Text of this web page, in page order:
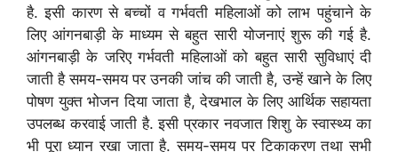
है. इसी कारण से बच्चों व गर्भवती महिलाओं को लाभ पहुंचाने के
लिए आंगनबाड़ी के माध्यम से बहुत सारी योजनाएं शुरू की गई है.
आंगनबाड़ी के जरिए गर्भवती महिलाओं को बहुत सारी सुविधाएं दी
जाती है समय-समय पर उनकी जांच की जाती है, उन्हें खाने के लिए
पोषण युक्त भोजन दिया जाता है, देखभाल के लिए आर्थिक सहायता
उपलब्ध करवाई जाती है. इसी प्रकार नवजात शिशु के स्वास्थ्य का
भी पूरा ध्यान रखा जाता है. समय-समय पर टिकाकरण तथा सभी